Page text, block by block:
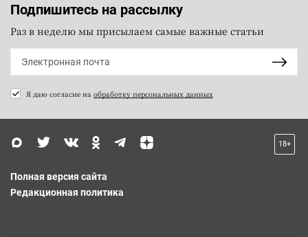
Подпишитесь на рассылку
Раз в неделю мы присылаем самые важные статьи
Я даю согласие на обработку персональных данных
18+
Полная версия сайта
Редакционная политика